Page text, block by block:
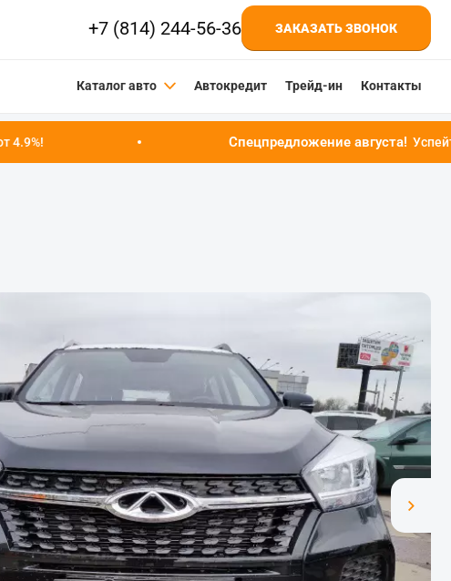
+7 (814) 244-56-36 ЗАКАЗАТЬ ЗВОНОК
Каталог авто Автокредит Трейд-ин Контакты
Спецпредложение августа!Успейте купить